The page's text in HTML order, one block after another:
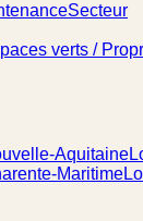
Secteur
verts /
Aquitaine
Maritime